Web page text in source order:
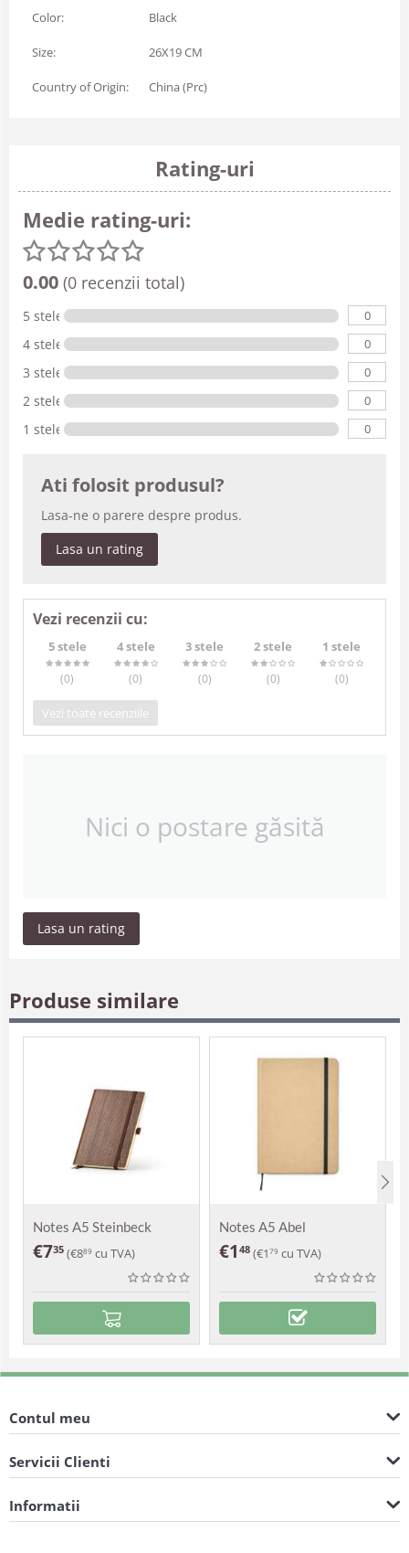
Color: Black
Size: 26X19 CM
Country of Origin: China (Prc)
Rating-uri
Medie rating-uri:
0.00 (0 recenzii total)
5 stele 0
4 stele 0
3 stele 0
2 stele 0
1 stele 0
Ati folosit produsul?
Lasa-ne o parere despre produs.
Lasa un rating
Vezi recenzii cu:
5 stele
(0)
4 stele
(0)
3 stele
(0)
2 stele
(0)
1 stele
(0)
Vezi toate recenziile
Nici o postare găsită
Lasa un rating
Produse similare
Notes A5 Steinbeck
€735 (€889 cu TVA)
Notes A5 Abel
€1 48 (€1 79 cu TVA)
Contul meu
Servicii Clienti
Informatii